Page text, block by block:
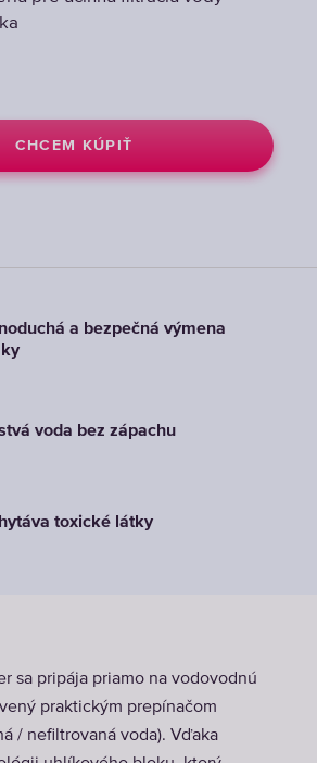
CHCEM KÚPIŤ
CHCEM KÚPIŤ
CHCEM KÚPIŤ
a bezpečná výmena
voda bez zápachu
toxické látky
sa pripája priamo na vodovodnú
praktickým prepínačom
/ nefiltrovaná voda). Vďaka